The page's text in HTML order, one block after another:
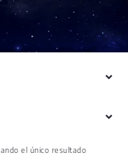
el único resultado